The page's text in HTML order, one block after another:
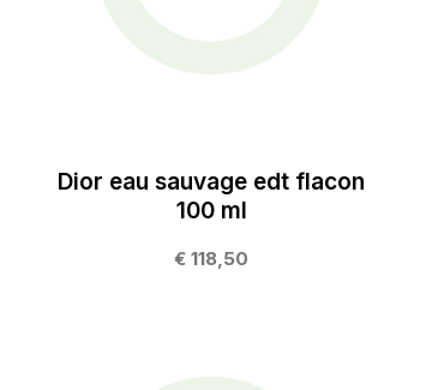
Dior eau sauvage edt flacon
100 ml
€ 118,50